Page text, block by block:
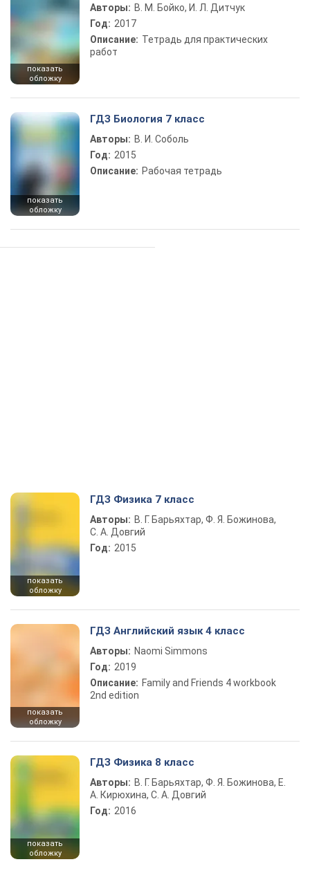
показать
обложку
Авторы: В. М. Бойко, И. Л. Дитчук
Год: 2017
Описание: Тетрадь для практических
работ
показать
обложку
ГДЗ Биология 7 класс
Авторы: В. И. Соболь
Год: 2015
Описание: Рабочая тетрадь
показать
обложку
ГДЗ Физика 7 класс
Авторы: В. Г. Барьяхтар, Ф. Я. Божинова,
С. А. Довгий
Год: 2015
показать
обложку
ГДЗ Английский язык 4 класс
Авторы: Naomi Simmons
Год: 2019
Описание: Family and Friends 4 workbook
2nd edition
показать
обложку
ГДЗ Физика 8 класс
Авторы: В. Г. Барьяхтар, Ф. Я. Божинова, Е.
А. Кирюхина, С. А. Довгий
Год: 2016